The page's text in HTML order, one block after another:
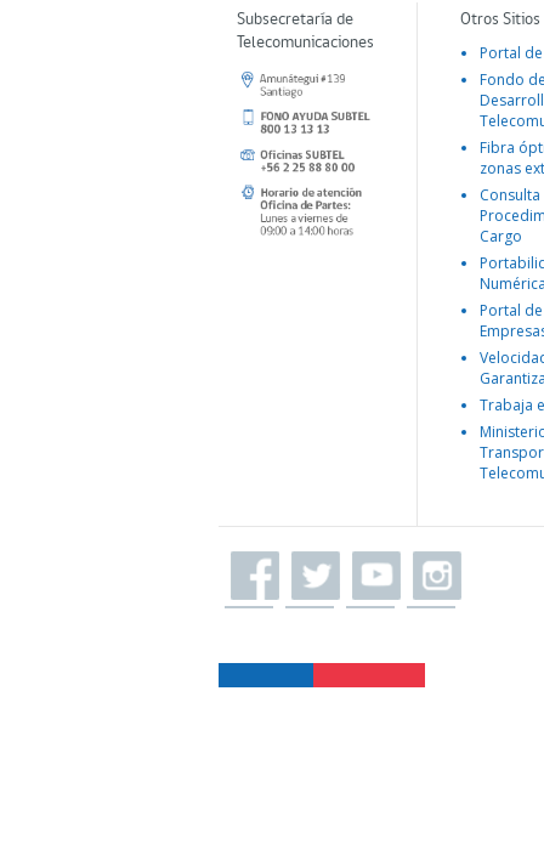
Subsecretaría de
Telecomunicaciones
Otros
Portal
Fondo
Fibra
zonas
Consulta
Cargo
Portal
Trabaja